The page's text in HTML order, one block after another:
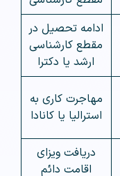
ادامه تحصیل در
مقطع کارشناسی
ارشد یا دکترا
مهاجرت کاری به
استرالیا یا کانادا
دریافت ویزای
اقامت دائم